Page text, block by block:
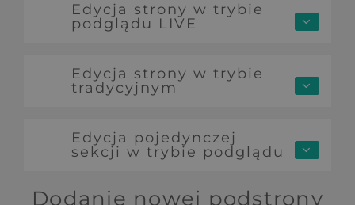
Edycja strony w trybie
podglądu LIVE
Edycja strony w trybie
tradycyjnym
Edycja pojedynczej
sekcji w trybie podglądu
Dodanie nowej podstrony